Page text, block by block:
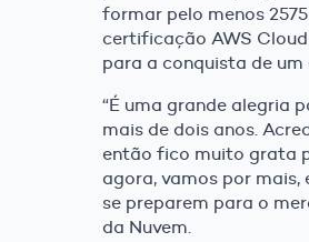
formar pelo menos
certificação AWS
para a conquista de um
“É uma grande alegria
mais de dois anos.
então fico muito grata
agora, vamos por mais,
se preparem para o
da Nuvem.